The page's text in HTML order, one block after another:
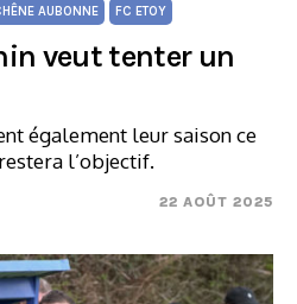
AUBONNE FC ETOY
veut tenter un
également leur saison ce
l’objectif.
22 AOÛT 2025